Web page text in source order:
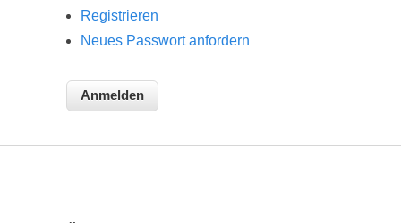
Registrieren
Neues Passwort anfordern